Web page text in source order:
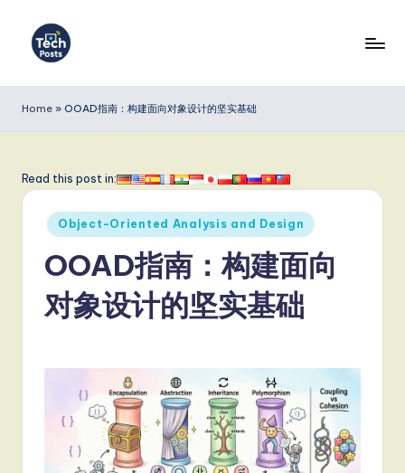
e
P
Home » OOAD指南：构建面向对象设计的坚实基础
Read this post in:
Posted
in
Object-Oriented Analysis and Design
OOAD指南：构建面向
对象设计的坚实基础